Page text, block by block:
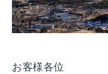
お客様各位